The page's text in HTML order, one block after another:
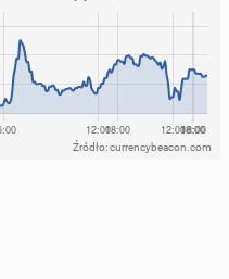
Źródło: currencybeacon.com